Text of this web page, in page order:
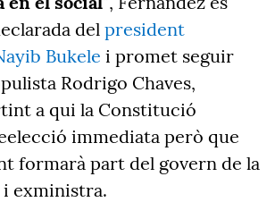
del president
Bukele i promet seguir
Rodrigo Chaves,
a qui la Constitució
immediata però que
formarà part del govern de la
i exministra.